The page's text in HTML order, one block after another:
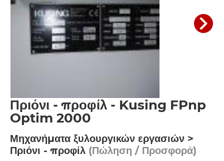
Πριόνι - προφίλ - Kusing FPnp
Optim 2000
Μηχανήματα ξυλουργικών εργασιών >
Πριόνι - προφίλ (Πώληση / Προσφορά)